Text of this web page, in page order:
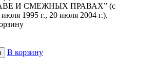
И СМЕЖНЫХ ПРАВАХ” (с
1995 г., 20 июля 2004 г.).
В корзину